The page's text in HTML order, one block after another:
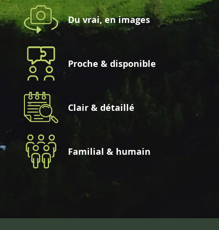
Du vrai, en images
Proche & disponible
Clair & détaillé
Familial & humain